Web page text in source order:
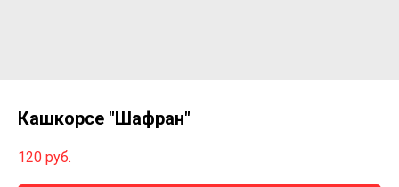
Кашкорсе "Шафран"
120 руб.